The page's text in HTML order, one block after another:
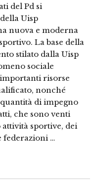
del Pd si
Uisp
nuova e moderna
La base della
stilato dalla Uisp
sociale
risorse
nonché
di impegno
che sono venti
sportive, dei
federazioni …